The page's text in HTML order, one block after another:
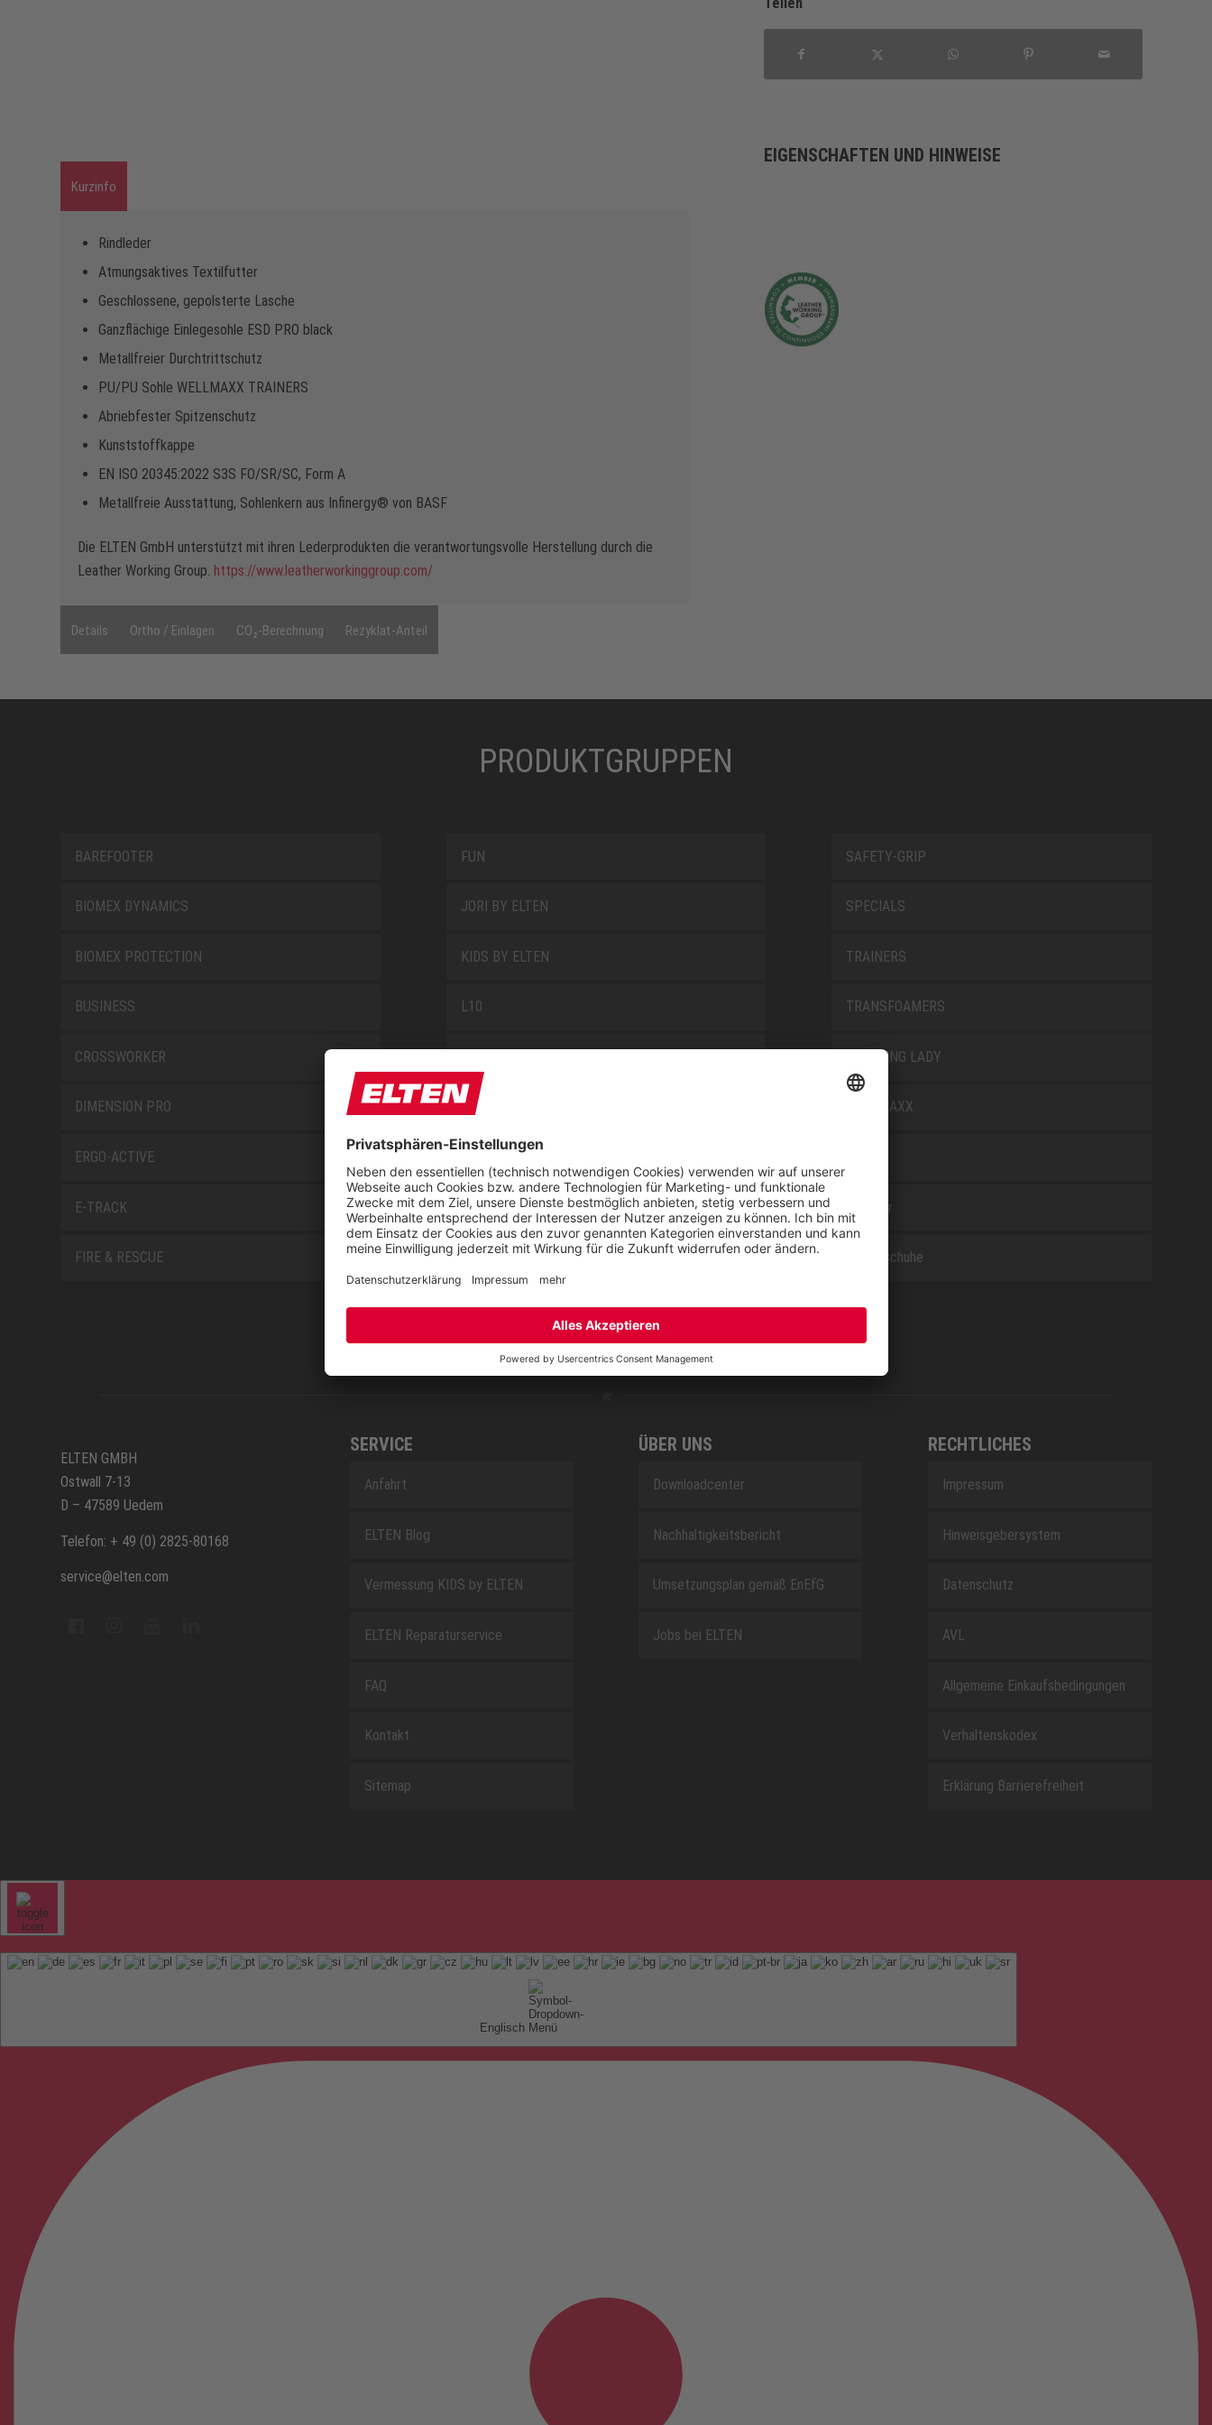
Kurzinfo
Rindleder
Atmungsaktives Textilfutter
Geschlossene, gepolsterte Lasche
Ganzflächige Einlegesohle ESD PRO black
Metallfreier Durchtrittschutz
PU/PU Sohle WELLMAXX TRAINERS
Abriebfester Spitzenschutz
Kunststoffkappe
EN ISO 20345:2022 S3S FO/SR/SC, Form A
Metallfreie Ausstattung, Sohlenkern aus Infinergy® von BASF
Die ELTEN GmbH unterstützt mit ihren Lederprodukten die verantwortungsvolle Herstellung durch die
Leather Working Group. https://www.leatherworkinggroup.com/
Details Ortho / Einlagen CO₂-Berechnung Rezyklat-Anteil
EIGENSCHAFTEN UND HINWEISE
PRODUKTGRUPPEN
BAREFOOTER
BIOMEX DYNAMICS
BIOMEX PROTECTION
BUSINESS
CROSSWORKER
DIMENSION PRO
ERGO-ACTIVE
E-TRACK
FIRE & RESCUE
FUN
JORI BY ELTEN
KIDS BY ELTEN
L10
MISS L10
NEW CLASSICS
NOVA
RETRO
SAFEGUARD
SAFETY-GRIP
SPECIALS
TRAINERS
TRANSFOAMERS
TREKKING LADY
WELLMAXX
Zubehör
Berufsschuhe
ELTEN GMBH
Ostwall 7-13
D – 47589 Uedem
Telefon: + 49 (0) 2825-80168
service@elten.com
SERVICE
Anfahrt
ELTEN Blog
Vermessung KIDS by ELTEN
ELTEN Reparaturservice
FAQ
Kontakt
Sitemap
ÜBER UNS
Downloadcenter
Nachhaltigkeitsbericht
Umsetzungsplan gemäß EnEfG
Jobs bei ELTEN
RECHTLICHES
Impressum
Hinweisgebersystem
Datenschutz
AVL
Allgemeine Einkaufsbedingungen
Verhaltenskodex
Erklärung Barrierefreiheit
Englisch